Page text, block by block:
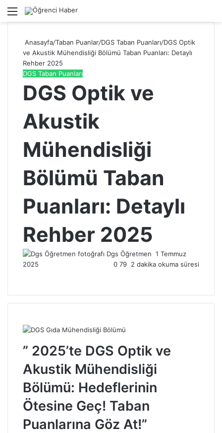
Menü
Anasayfa/Taban Puanlar/DGS Taban Puanları/DGS Optik
ve Akustik Mühendisliği Bölümü Taban Puanları: Detaylı
Rehber 2025
DGS Taban Puanları
DGS Optik ve
Akustik
Mühendisliği
Bölümü Taban
Puanları: Detaylı
Rehber 2025
Dgs Öğretmen Bir
e-
1 Temmuz
2025
0 79 2 dakika okuma süresi
” 2025’te DGS Optik ve
Akustik Mühendisliği
Bölümü: Hedeflerinin
Ötesine Geç! Taban
Puanlarına Göz At!”